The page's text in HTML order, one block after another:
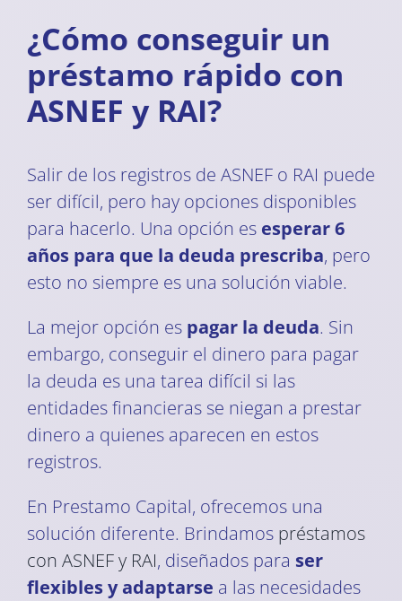
¿Cómo conseguir un
préstamo rápido con
ASNEF y RAI?
Salir de los registros de ASNEF o RAI puede
ser difícil, pero hay opciones disponibles
para hacerlo. Una opción es esperar 6
años para que la deuda prescriba, pero
esto no siempre es una solución viable.
La mejor opción es pagar la deuda. Sin
embargo, conseguir el dinero para pagar
la deuda es una tarea difícil si las
entidades financieras se niegan a prestar
dinero a quienes aparecen en estos
registros.
En Prestamo Capital, ofrecemos una
solución diferente. Brindamos préstamos
con ASNEF y RAI, diseñados para ser
flexibles y adaptarse a las necesidades